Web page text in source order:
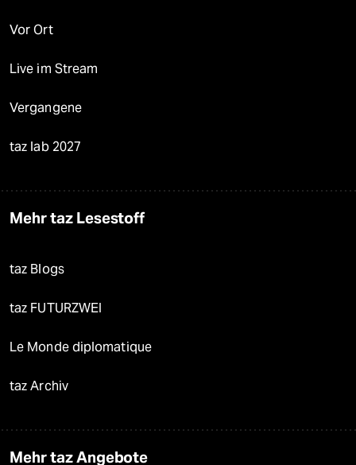
Vor Ort
Live im Stream
Vergangene
taz lab 2027
Mehr taz Lesestoff
taz Blogs
taz FUTURZWEI
Le Monde diplomatique
taz Archiv
Mehr taz Angebote